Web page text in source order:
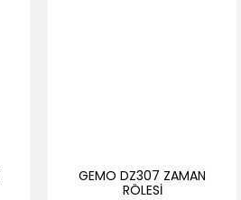
GEMO DZ307 ZAMAN
RÖLESİ